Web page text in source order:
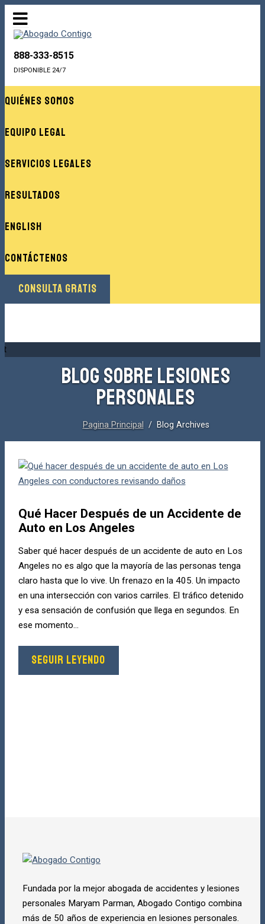
888-333-8515
DISPONIBLE 24/7
Quiénes Somos
Equipo Legal
Servicios Legales
Resultados
English
Contáctenos
CONSULTA GRATIS
BLOG SOBRE LESIONES
PERSONALES
Pagina Principal / Blog Archives
Qué Hacer Después de un Accidente de
Auto en Los Angeles
Saber qué hacer después de un accidente de auto en Los
Angeles no es algo que la mayoría de las personas tenga
claro hasta que lo vive. Un frenazo en la 405. Un impacto
en una intersección con varios carriles. El tráfico detenido
y esa sensación de confusión que llega en segundos. En
ese momento...
SEGUIR LEYENDO
888-333-8515
Fundada por la mejor abogada de accidentes y lesiones
personales Maryam Parman, Abogado Contigo combina
más de 50 años de experiencia en lesiones personales.